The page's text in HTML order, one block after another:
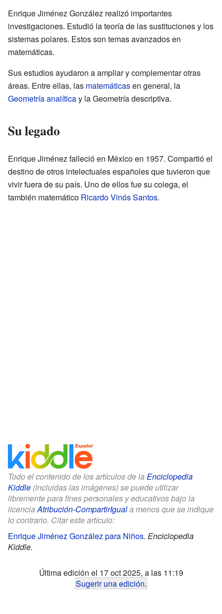
Enrique Jiménez González realizó importantes
investigaciones. Estudió la teoría de las sustituciones y los
sistemas polares. Estos son temas avanzados en
matemáticas.
Sus estudios ayudaron a ampliar y complementar otras
áreas. Entre ellas, las matemáticasen general, la
Geometría analíticay la Geometría descriptiva.
Su legado
Enrique Jiménez falleció en México en 1957. Compartió el
destino de otros intelectuales españoles que tuvieron que
vivir fuera de su país. Uno de ellos fue su colega, el
también matemático Ricardo Vinós Santos.
Todo el contenido de los artículos de la Enciclopedia
Kiddle (incluidas las imágenes) se puede utilizar
libremente para fines personales y educativos bajo la
licenciaAtribución-CompartirIguala menos que se indique
lo contrario. Citar este artículo:
Enrique Jiménez González para Niños. Enciclopedia
Kiddle.
Última edición el 17 oct 2025, a las 11:19
Sugerir una edición.